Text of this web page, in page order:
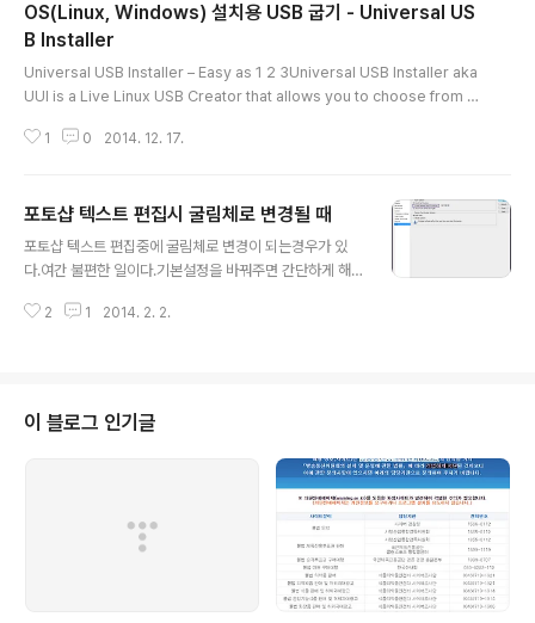
OS(Linux, Windows) 설치용 USB 굽기 - Universal US
B Installer
Universal USB Installer – Easy as 1 2 3Universal USB Installer aka
UUI is a Live Linux USB Creator that allows you to choose from a
he Universal USB Installer is easy to use. Simply choose a Live Li
s..
1 0 2014. 12. 17.
포토샵 텍스트 편집시 굴림체로 변경될 때
포토샵 텍스트 편집중에 굴림체로 변경이 되는경우가 있
다.여간 불편한 일이다.기본설정을 바꿔주면 간단하게 해
목록중에 Enable Missing Glyph Protection 체크표
2 1 2014. 2. 2.
이 블로그 인기글